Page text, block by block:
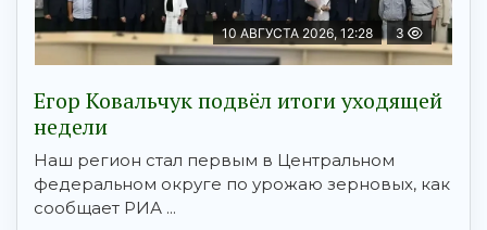
10 АВГУСТА 2026, 12:28 3
Егор Ковальчук подвёл итоги уходящей
недели
Наш регион стал первым в Центральном
федеральном округе по урожаю зерновых, как
сообщает РИА ...